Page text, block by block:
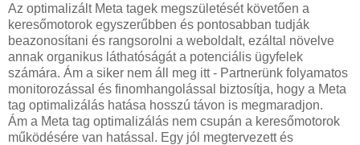
Az optimalizált Meta tagek megszületését követően a
keresőmotorok egyszerűbben és pontosabban tudják
beazonosítani és rangsorolni a weboldalt, ezáltal növelve
annak organikus láthatóságát a potenciális ügyfelek
számára. Ám a siker nem áll meg itt - Partnerünk folyamatos
monitorozással és finomhangolással biztosítja, hogy a Meta
tag optimalizálás hatása hosszú távon is megmaradjon.
Ám a Meta tag optimalizálás nem csupán a keresőmotorok
működésére van hatással. Egy jól megtervezett és